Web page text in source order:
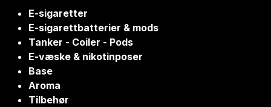
E-sigaretter
E-sigarettbatterier & mods
Tanker - Coiler - Pods
E-væske & nikotinposer
Base
Aroma
Tilbehør